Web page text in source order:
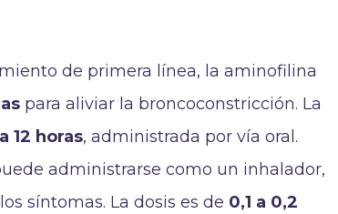
de primera línea, la aminofilina
para aliviar la broncoconstricción. La
12 horas, administrada por vía oral.
administrarse como un inhalador,
síntomas. La dosis es de 0,1 a 0,2